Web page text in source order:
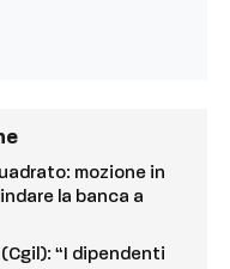
mozione in
la banca a
“I dipendenti